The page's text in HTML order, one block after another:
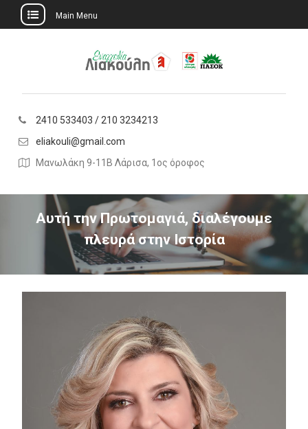
Main Menu
2410 533403 / 210 3234213
eliakouli@gmail.com
Μανωλάκη 9-11Β Λάρισα, 1ος όροφος
Αυτή την Πρωτομαγιά, διαλέγουμε
πλευρά στην Ιστορία